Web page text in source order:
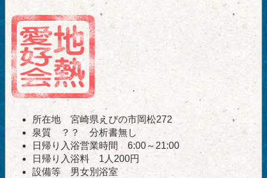
所在地 宮崎県えびの市岡松272
泉質 ？？ 分析書無し
日帰り入浴営業時間 6:00～21:00
日帰り入浴料 1人200円
設備等 男女別浴室